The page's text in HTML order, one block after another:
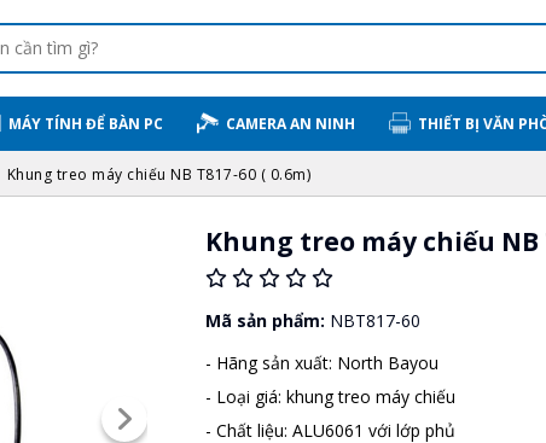
MÁY TÍNH ĐỂ BÀN PC CAMERA AN NINH THIẾT BỊ VĂN
Khung treo máy chiếu NB T817-60 ( 0.6m)
Khung treo máy chiếu NB
Mã sản phẩm: NBT817-60
- Hãng sản xuất: North Bayou
- Loại giá: khung treo máy chiếu
- Chất liệu: ALU6061 với lớp phủ